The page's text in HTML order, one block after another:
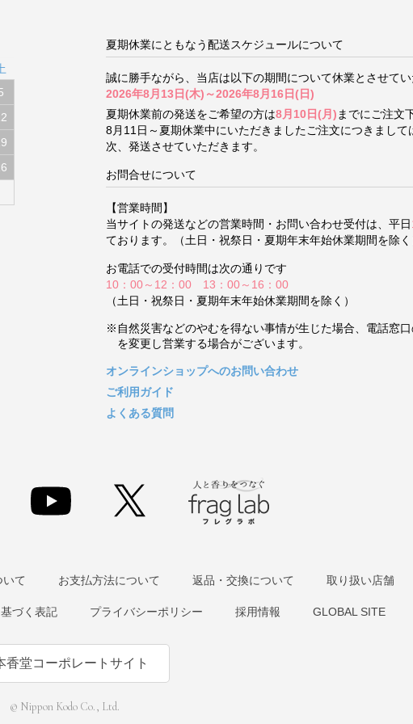
夏期休業にともなう配送スケジュールについて
誠に勝手ながら、当店は以下の期間について休業とさせてい
2026年8月13日(木)～2026年8月16日(日)
夏期休業前の発送をご希望の方は8月10日(月) までにご注文
8月11日～夏期休業中にいただきましたご注文につきまして
次、発送させていただきます。
お問合せについて
【営業時間】
当サイトの発送などの営業時間・お問い合わせ受付は、平日
ております。（土日・祝祭日・夏期年末年始休業期間を除く
お電話での受付時間は次の通りです
10：00～12：00 13：00～16：00
（土日・祝祭日・夏期年末年始休業期間を除く）
※自然災害などのやむを得ない事情が生じた場合、電話窓
を変更し営業する場合がございます。
オンラインショップへのお問い合わせ
ご利用ガイド
よくある質問
て お支払方法について 返品・交換について 取り扱い店舗
づく表記 プライバシーポリシー 採用情報 GLOBAL SITE
香堂コーポレートサイト
© Nippon Kodo Co., Ltd.